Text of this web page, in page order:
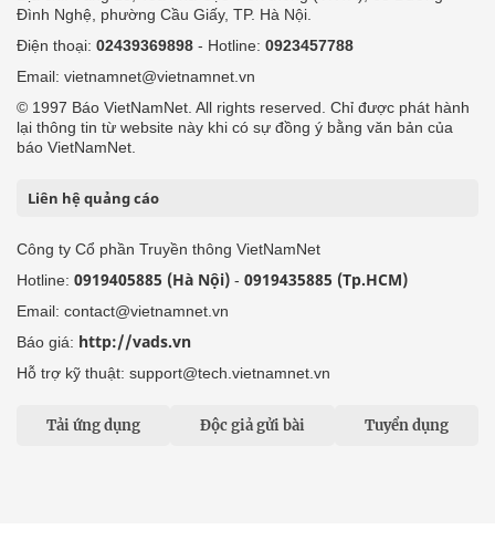
Đình Nghệ, phường Cầu Giấy, TP. Hà Nội.
Điện thoại: 02439369898 - Hotline: 0923457788
Email: vietnamnet@vietnamnet.vn
© 1997 Báo VietNamNet. All rights reserved. Chỉ được phát hành
lại thông tin từ website này khi có sự đồng ý bằng văn bản của
báo VietNamNet.
Liên hệ quảng cáo
Công ty Cổ phần Truyền thông VietNamNet
Hotline: 0919405885 (Hà Nội) - 0919435885 (Tp.HCM)
Email: contact@vietnamnet.vn
Báo giá: http://vads.vn
Hỗ trợ kỹ thuật: support@tech.vietnamnet.vn
Tải ứng dụng Độc giả gửi bài Tuyển dụng